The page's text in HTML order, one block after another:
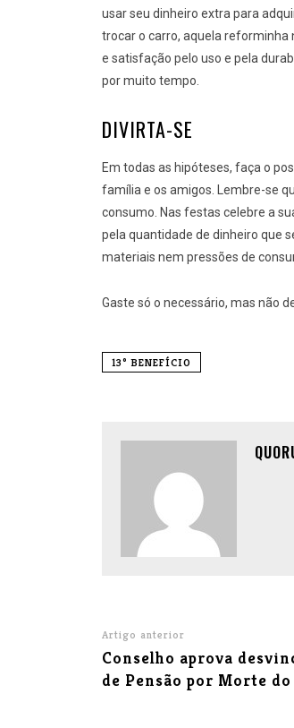
usar seu dinheiro extra para
trocar o carro, aquela reforminha
e satisfação pelo uso e pela
por muito tempo.
DIVIRTA-SE
Em todas as hipóteses, faça o
família e os amigos. Lembre-se
consumo. Nas festas celebre a
pela quantidade de dinheiro que
materiais nem pressões de
Gaste só o necessário, mas não
13º BENEFÍCIO
Artigo anterior
Conselho aprova
de Pensão por Morte do